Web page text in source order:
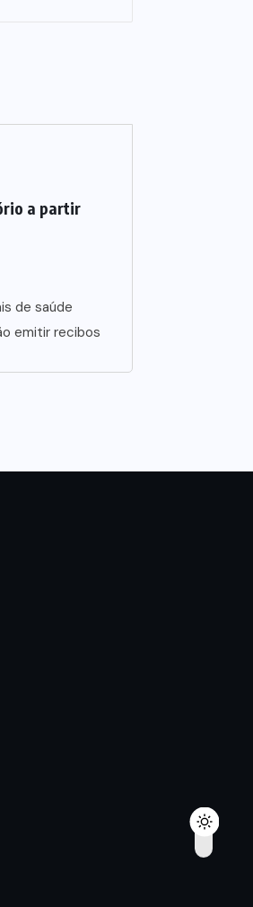
a partir
de saúde
emitir recibos